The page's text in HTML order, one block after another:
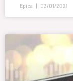
Epica 03/01/2021